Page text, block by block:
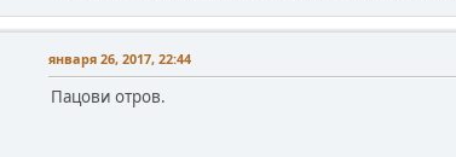
января 26, 2017, 22:44
Пацови отров.